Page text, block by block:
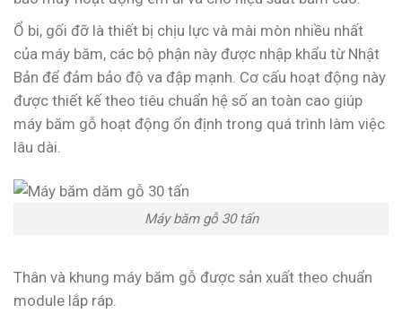
Ổ bi, gối đỡ là thiết bị chịu lực và mài mòn nhiều nhất
của máy băm, các bộ phận này được nhập khẩu từ Nhật
Bản để đảm bảo độ va đập mạnh. Cơ cấu hoạt động này
được thiết kế theo tiêu chuẩn hệ số an toàn cao giúp
máy băm gỗ hoạt động ổn định trong quá trình làm việc
lâu dài.
Máy băm gỗ 30 tấn
Thân và khung máy băm gỗ được sản xuất theo chuẩn
module lắp ráp.